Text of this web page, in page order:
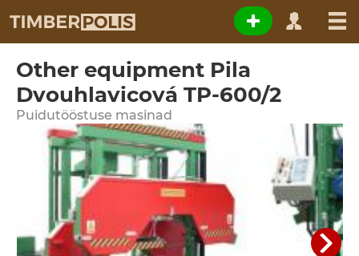
Other equipment Pila
Dvouhlavicová TP-600/2
Puidutööstuse masinad